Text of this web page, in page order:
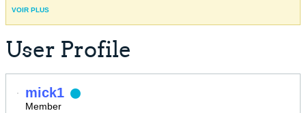
VOIR PLUS
User Profile
mick1
Member